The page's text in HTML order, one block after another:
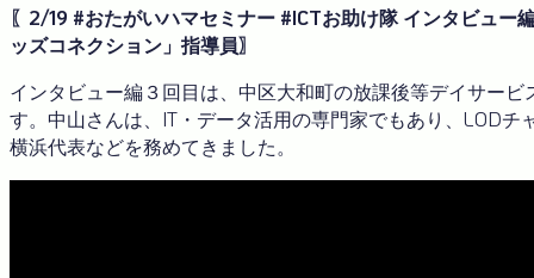
〖2/19 #おたがいハマセミナー #ICTお助け隊 インタビュー
ッズコネクション」指導員〗
インタビュー編３回目は、中区大和町の放課後等デイサー
す。中山さんは、IT・データ活用の専門家でもあり、LODチ
横浜代表などを務めてきました。